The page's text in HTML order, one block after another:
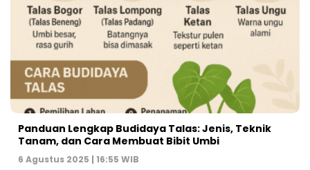
Panduan Lengkap Budidaya Talas: Jenis, Teknik
Tanam, dan Cara Membuat Bibit Umbi
6 Agustus 2025 | 16:55 WIB